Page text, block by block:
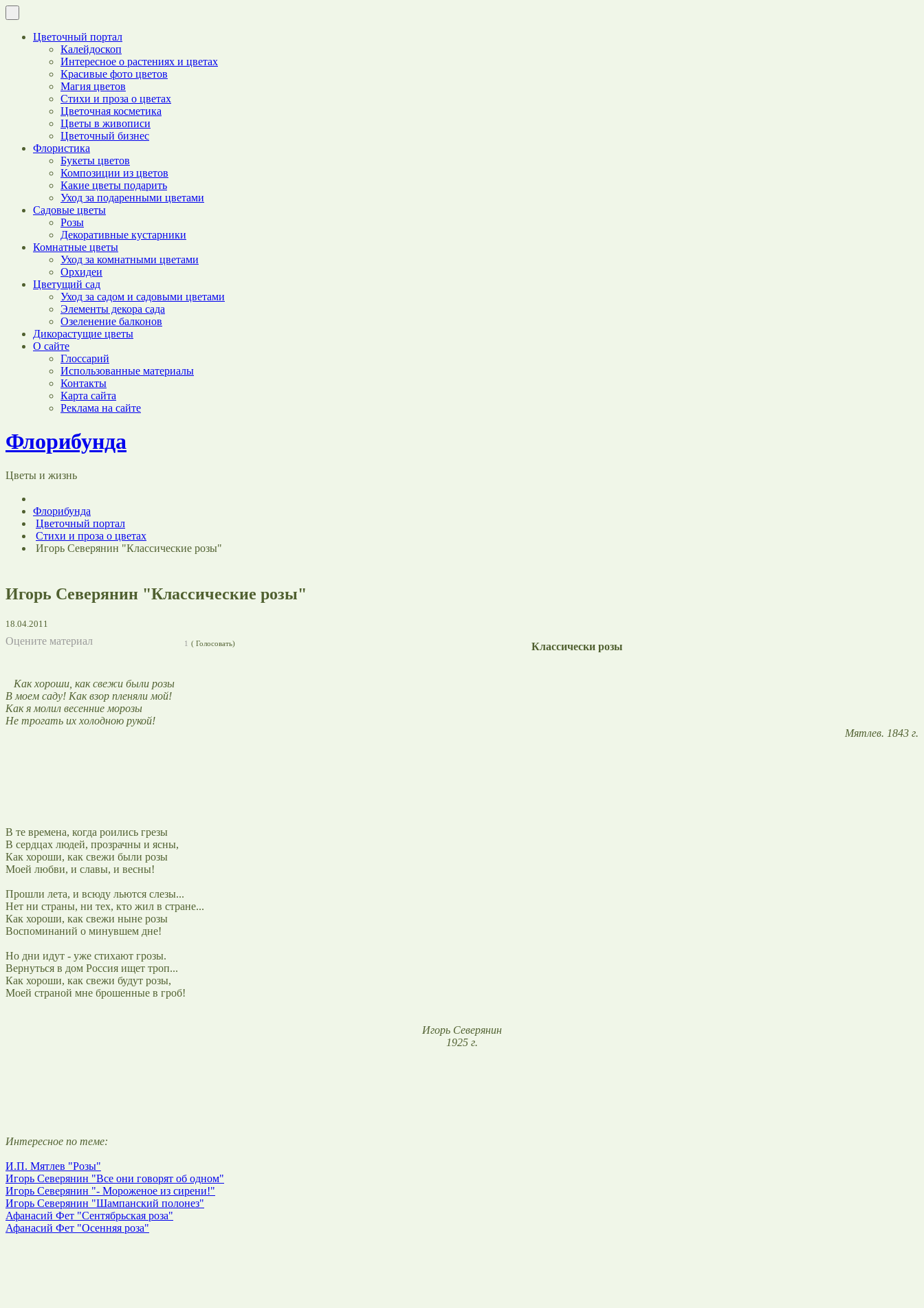
Цветочный портал
Калейдоскоп
Интересное о растениях и цветах
Красивые фото цветов
Магия цветов
Стихи и проза о цветах
Цветочная косметика
Цветы в живописи
Цветочный бизнес
Флористика
Букеты цветов
Композиции из цветов
Какие цветы подарить
Уход за подаренными цветами
Садовые цветы
Розы
Декоративные кустарники
Комнатные цветы
Уход за комнатными цветами
Орхидеи
Цветущий сад
Уход за садом и садовыми цветами
Элементы декора сада
Озеленение балконов
Дикорастущие цветы
О сайте
Глоссарий
Использованные материалы
Контакты
Карта сайта
Реклама на сайте
Флорибунда
Цветы и жизнь
Флорибунда
Цветочный портал
Стихи и проза о цветах
Игорь Северянин "Классические розы"
Игорь Северянин "Классические розы"
18.04.2011
Оцените материал (
1 Голосовать) Классически розы
Как хороши, как свежи были розы
В моем саду! Как взор пленяли мой!
Как я молил весенние морозы
Не трогать их холодною рукой!
Мятлев. 1843 г.
В те времена, когда роились грезы
В сердцах людей, прозрачны и ясны,
Как хороши, как свежи были розы
Моей любви, и славы, и весны!
Прошли лета, и всюду льются слезы...
Нет ни страны, ни тех, кто жил в стране...
Как хороши, как свежи ныне розы
Воспоминаний о минувшем дне!
Но дни идут - уже стихают грозы.
Вернуться в дом Россия ищет троп...
Как хороши, как свежи будут розы,
Моей страной мне брошенные в гроб!
Игорь Северянин
1925 г.
Интересное по теме:
И.П. Мятлев "Розы"
Игорь Северянин "Все они говорят об одном"
Игорь Северянин "- Мороженое из сирени!"
Игорь Северянин "Шампанский полонез"
Афанасий Фет "Сентябрьская роза"
Афанасий Фет "Осенняя роза"